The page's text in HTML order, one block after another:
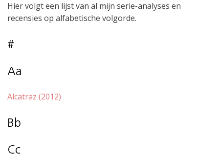
Hier volgt een lijst van al mijn serie-analyses en
recensies op alfabetische volgorde.
#
Aa
Alcatraz (2012)
Bb
Cc